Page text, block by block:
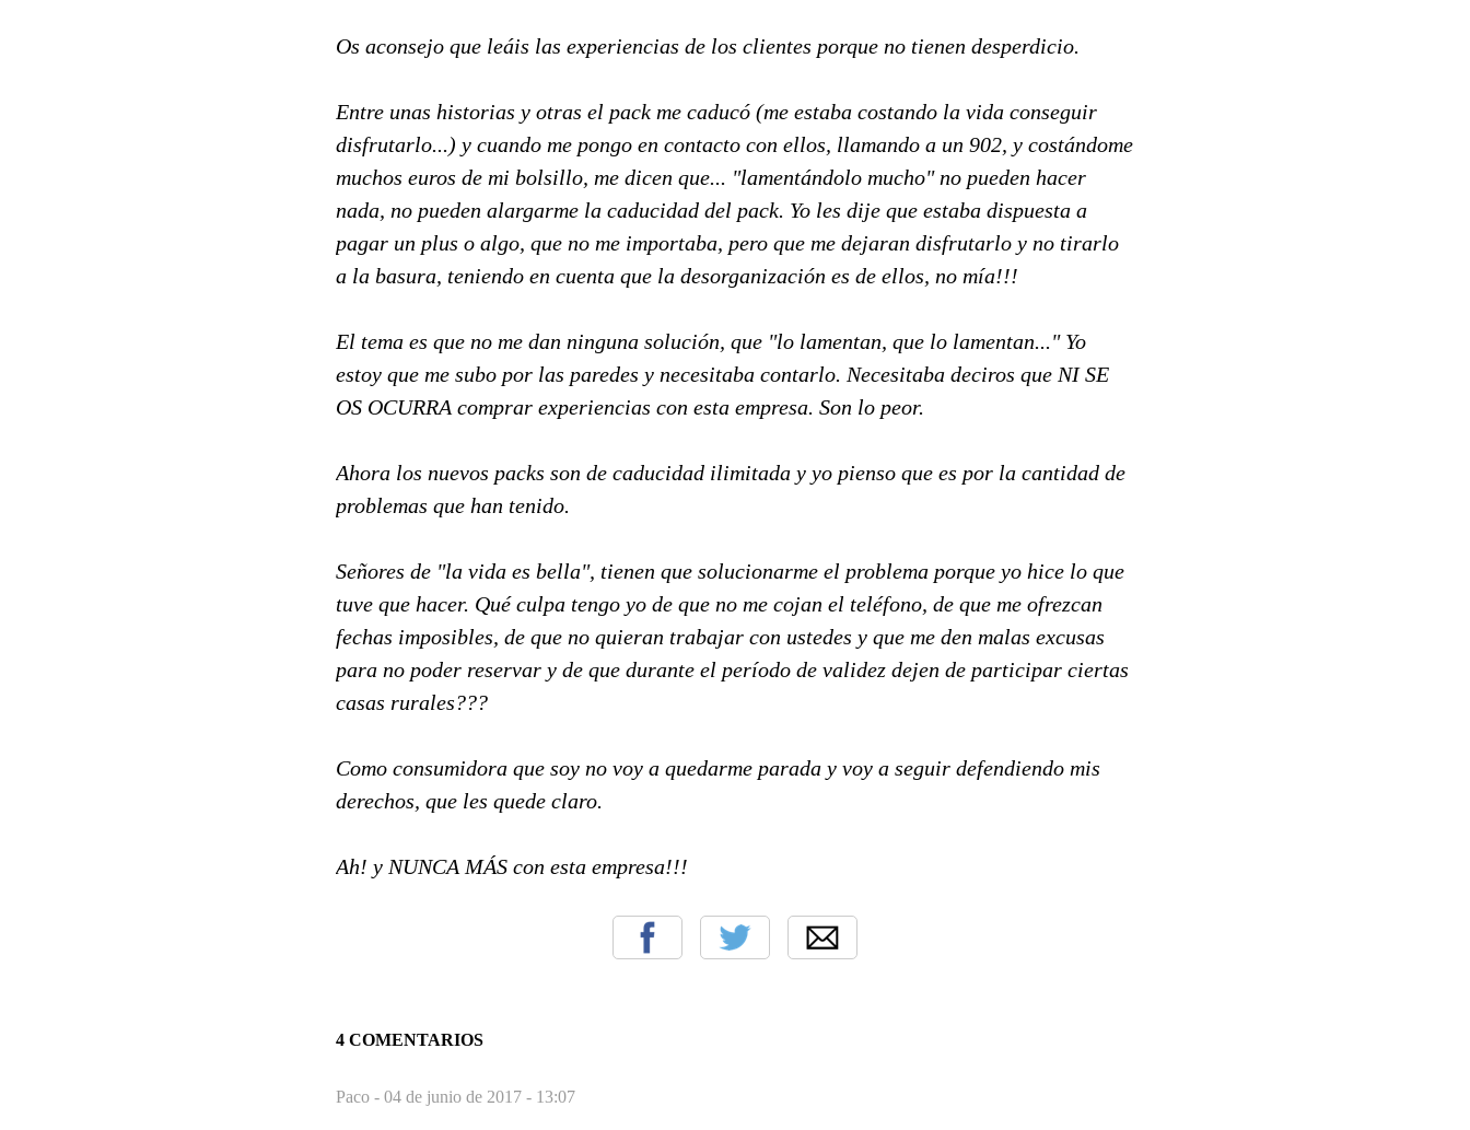
Os aconsejo que leáis las experiencias de los clientes porque no tienen desperdicio.
Entre unas historias y otras el pack me caducó (me estaba costando la vida conseguir
disfrutarlo...) y cuando me pongo en contacto con ellos, llamando a un 902, y costándome
muchos euros de mi bolsillo, me dicen que... "lamentándolo mucho" no pueden hacer
nada, no pueden alargarme la caducidad del pack. Yo les dije que estaba dispuesta a
pagar un plus o algo, que no me importaba, pero que me dejaran disfrutarlo y no tirarlo
a la basura, teniendo en cuenta que la desorganización es de ellos, no mía!!!
El tema es que no me dan ninguna solución, que "lo lamentan, que lo lamentan..." Yo
estoy que me subo por las paredes y necesitaba contarlo. Necesitaba deciros que NI SE
OS OCURRA comprar experiencias con esta empresa. Son lo peor.
Ahora los nuevos packs son de caducidad ilimitada y yo pienso que es por la cantidad de
problemas que han tenido.
Señores de "la vida es bella", tienen que solucionarme el problema porque yo hice lo que
tuve que hacer. Qué culpa tengo yo de que no me cojan el teléfono, de que me ofrezcan
fechas imposibles, de que no quieran trabajar con ustedes y que me den malas excusas
para no poder reservar y de que durante el período de validez dejen de participar ciertas
casas rurales???
Como consumidora que soy no voy a quedarme parada y voy a seguir defendiendo mis
derechos, que les quede claro.
Ah! y NUNCA MÁS con esta empresa!!!
4 COMENTARIOS
Paco - 04 de junio de 2017 - 13:07